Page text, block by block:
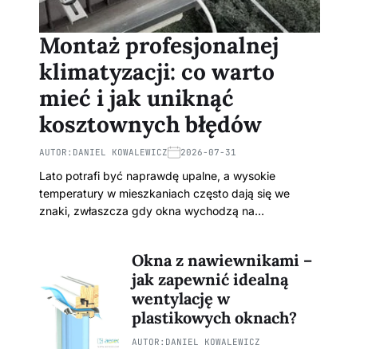
Montaż profesjonalnej
klimatyzacji: co warto
mieć i jak uniknąć
kosztownych błędów
AUTOR: DANIEL KOWALEWICZ 2026-07-31
Lato potrafi być naprawdę upalne, a wysokie
temperatury w mieszkaniach często dają się we
znaki, zwłaszcza gdy okna wychodzą na…
Okna z nawiewnikami –
jak zapewnić idealną
wentylację w
plastikowych oknach?
AUTOR: DANIEL KOWALEWICZ